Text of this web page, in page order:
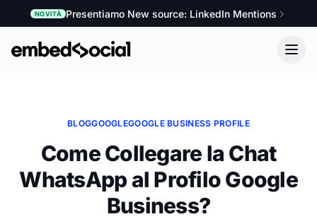
NOVITÀ Presentiamo New source: LinkedIn Mentions
BLOGGOOGLEGOOGLE BUSINESS PROFILE
Come Collegare la Chat
WhatsApp al Profilo Google
Business?